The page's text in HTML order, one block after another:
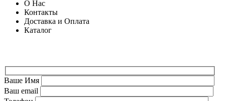
О Нас
Контакты
Доставка и Оплата
Каталог
Ваше Имя
Ваш email